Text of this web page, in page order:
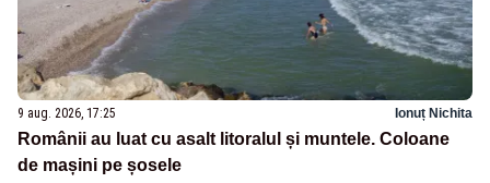
9 aug. 2026, 17:25 Ionuț Nichita
Românii au luat cu asalt litoralul și muntele. Coloane
de mașini pe șosele